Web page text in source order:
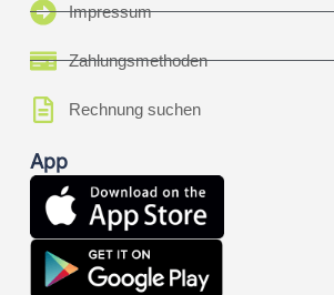
Impressum
Zahlungsmethoden
Rechnung suchen
App